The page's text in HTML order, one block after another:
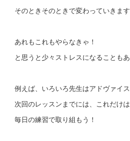
そのときそのときで変わっていきます
あれもこれもやらなきゃ！
と思うと少々ストレスになることもあ
例えば、いろいろ先生はアドヴァイ
次回のレッスンまでには、これだけ
毎日の練習で取り組もう！